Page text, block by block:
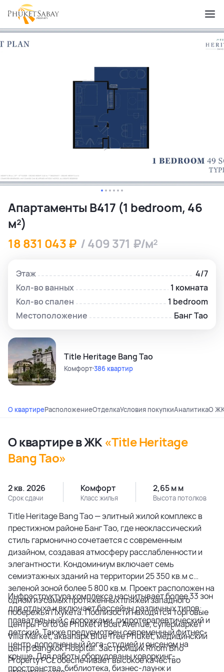
Апартаменты B417 (1 bedroom, 46
м²)
18 831 043 ₽ / 409 371 ₽/м²
Этаж
4/7
Кол-во ванных
1 комната
Кол-во спален
1 bedroom
Местоположение
Банг Тао
Title Heritage Bang Tao
Комфорт386 квартир
О квартиреРасположениеОтделкаУсловия покупкиАналитикаО
О квартире в ЖК «Title Heritage
Bang Tao»
2 кв. 2026
Срок сдачи
Комфорт
Класс жилья
2,65 м м
Высота потолков
Title Heritage Bang Tao — элитный жилой комплекс в
престижном районе Банг Тао, где неоклассический
стиль гармонично сочетается с современным
дизайном, создавая атмосферу расслабленности и
элегантности. Кондоминиум включает семь
семиэтажных зданий на территории 25 350 кв.м с
зеленой зоной более 5 800 кв.м. Проект расположен на
одном из самых протяженных пляжей западного
побережья Пхукета. Поблизости находятся торговые
центры Porto de Phuket и Boat Avenue, супермаркет
Villa Market, аквапарк Blue Tree Phuket, медицинский
центр Bangkok Hospital. Застройщик Rhom Bho
Property PCL обеспечивает высокое качество
Инфраструктура комплекса насчитывает более 33 зон
для отдыха и включает бассейны различных типов:
плавательный с дорожками, гидротерапевтический и
детский. Также предусмотрен современный фитнес-
центр, дополненный йога-студией и онсеном на
крыше. Для работы оборудованы коворкинг-
пространства, библиотека, бизнес-лаунж и